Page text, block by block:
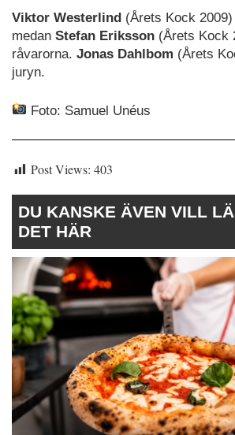
Viktor Westerlind (Årets Kock
medan Stefan Eriksson (Årets Kock
råvarorna. Jonas Dahlbom (Årets
juryn.
Foto: Samuel Unéus
Post Views: 403
DU KANSKE ÄVEN VILL
DET HÄR